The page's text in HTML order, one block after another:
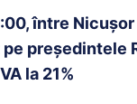
între
președintele
la 21%